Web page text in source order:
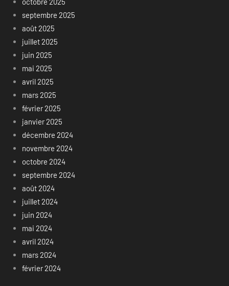
septembre 2025
août 2025
juillet 2025
juin 2025
mai 2025
avril 2025
mars 2025
février 2025
janvier 2025
décembre 2024
novembre 2024
octobre 2024
septembre 2024
août 2024
juillet 2024
juin 2024
mai 2024
avril 2024
mars 2024
février 2024